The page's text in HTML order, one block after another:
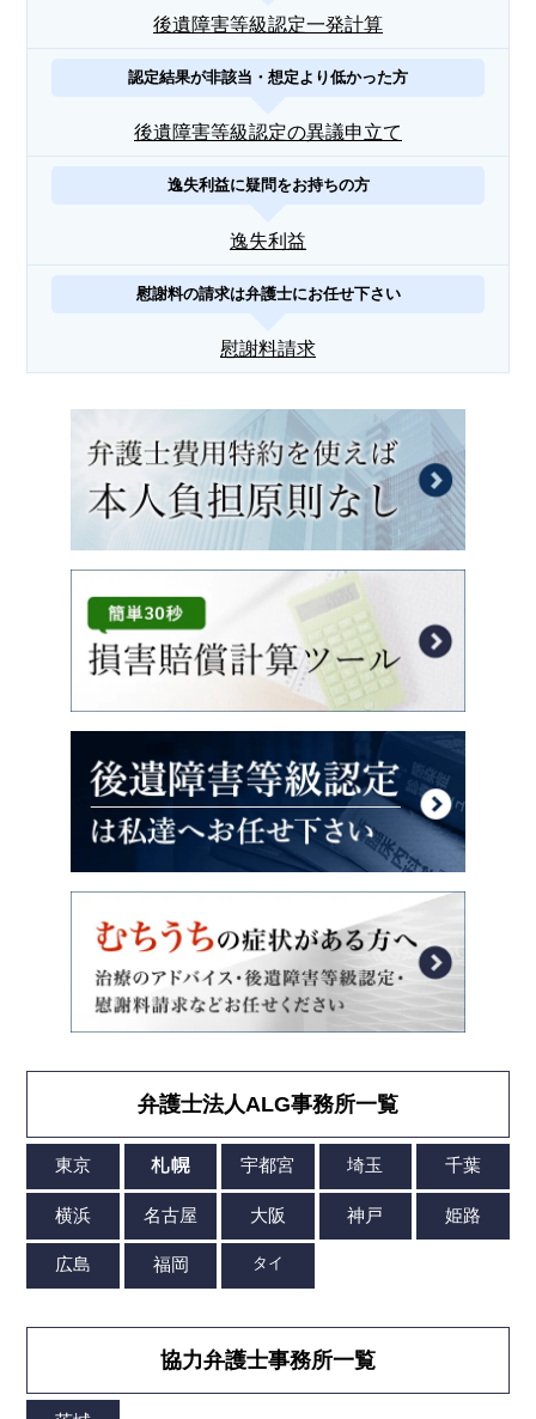
後遺障害等級認定一発計算
認定結果が非該当・想定より低かった方
後遺障害等級認定の異議申立て
逸失利益に疑問をお持ちの方
逸失利益
慰謝料の請求は弁護士にお任せ下さい
慰謝料請求
弁護士法人ALG事務所一覧
協力弁護士事務所一覧